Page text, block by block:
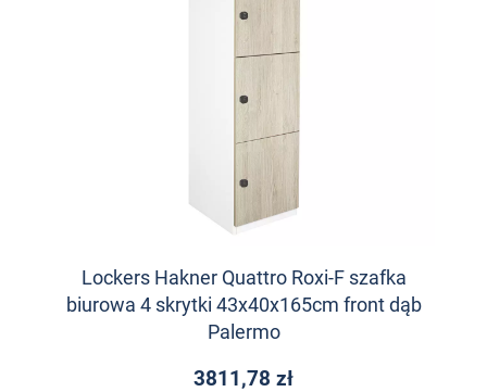
Lockers Hakner Quattro Roxi-F szafka
biurowa 4 skrytki 43x40x165cm front dąb
Palermo
3811,78 zł